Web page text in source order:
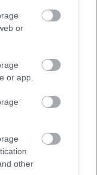
or
or app.
other